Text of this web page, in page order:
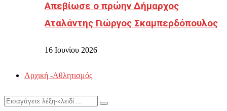
Απεβίωσε ο πρώην Δήμαρχος
Αταλάντης Γιώργος Σκαμπερδόπουλος
16 Ιουνίου 2026
Αρχική -Αθλητισμός
Search
Search